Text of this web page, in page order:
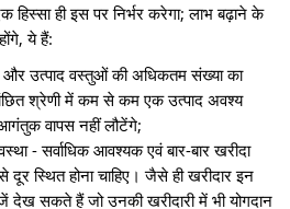
ही इस पर निर्भर करेगा; लाभ बढ़ाने के
ये हैं:
उत्पाद वस्तुओं की अधिकतम संख्या का
श्रेणी में कम से कम एक उत्पाद अवश्य
वापस नहीं लौटेंगे;
- सर्वाधिक आवश्यक एवं बार-बार खरीदा
दूर स्थित होना चाहिए। जैसे ही खरीदार इन
देख सकते हैं जो उनकी खरीदारी में भी योगदान